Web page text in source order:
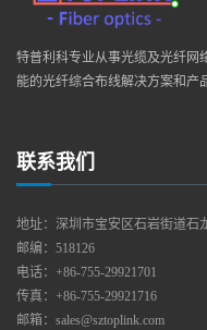
特普利科专业从事光缆及光纤网
能的光纤综合布线解决方案和产
联系我们
地址：深圳市宝安区石岩街道石
邮编：518126
电话：+86-755-29921701
传真：+86-755-29921716
邮箱：sales@sztoplink.com